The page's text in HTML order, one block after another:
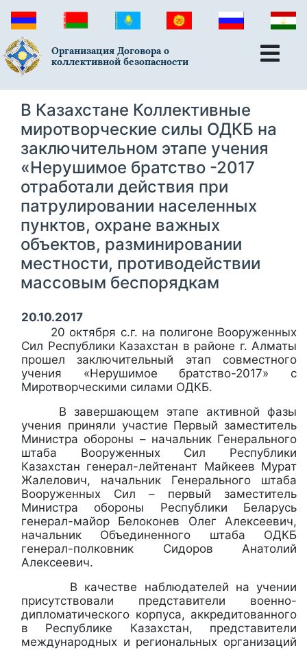
Организация Договора о
коллективной безопасности
В Казахстане Коллективные
миротворческие силы ОДКБ на
заключительном этапе учения
«Нерушимое братство -2017
отработали действия при
патрулировании населенных
пунктов, охране важных
объектов, разминировании
местности, противодействии
массовым беспорядкам
20.10.2017
20 октября с.г. на полигоне Вооруженных
Сил Республики Казахстан в районе г. Алматы
прошел заключительный этап совместного
учения «Нерушимое братство-2017» с
Миротворческими силами ОДКБ.
В завершающем этапе активной фазы
учения приняли участие Первый заместитель
Министра обороны – начальник Генерального
штаба Вооруженных Сил Республики
Казахстан генерал-лейтенант Майкеев Мурат
Жалелович, начальник Генерального штаба
Вооруженных Сил – первый заместитель
Министра обороны Республики Беларусь
генерал-майор Белоконев Олег Алексеевич,
начальник Объединенного штаба ОДКБ
генерал-полковник Сидоров Анатолий
Алексеевич.
В качестве наблюдателей на учении
присутствовали представители военно-
дипломатического корпуса, аккредитованного
в Республике Казахстан, представители
международных и региональных организаций